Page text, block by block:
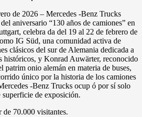
de 2026 – Mercedes -Benz Trucks
aniversario “130 años de camiones” en
celebra da del 19 al 22 de febrero de
IG Süd, una comunidad activa de
clásicos del sur de Alemania dedicada a
históricos, y Konrad Auwärter, reconocido
patrim onio alemán en materia de buses,
único por la historia de los camiones
-Benz Trucks ocup ó por sí solo
superficie de exposición.
70.000 visitantes.